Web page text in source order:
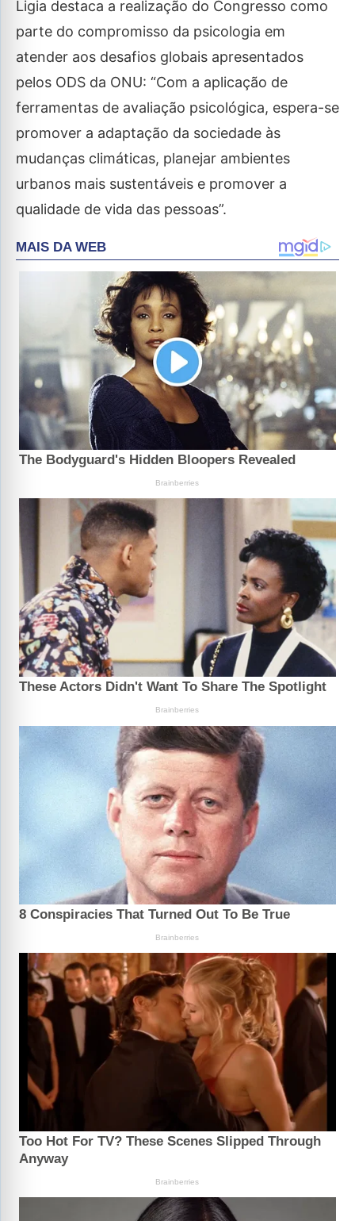
Ligia destaca a realização do Congresso como
parte do compromisso da psicologia em
atender aos desafios globais apresentados
pelos ODS da ONU: “Com a aplicação de
ferramentas de avaliação psicológica, espera-se
promover a adaptação da sociedade às
mudanças climáticas, planejar ambientes
urbanos mais sustentáveis e promover a
qualidade de vida das pessoas”.